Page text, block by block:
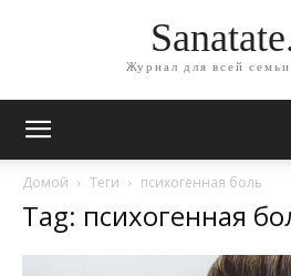
Журнал для всей
Домой Теги психогенная боль
Tag: психогенная